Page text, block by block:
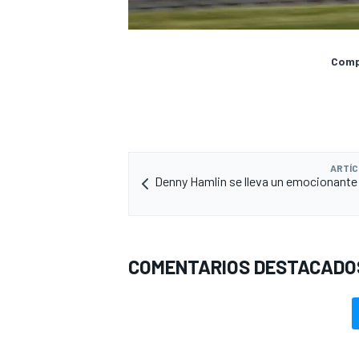
Denny Hamlin se lleva un
COMENTARIOS